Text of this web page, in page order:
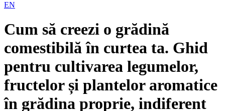
EN
Cum să creezi o grădină
comestibilă în curtea ta. Ghid
pentru cultivarea legumelor,
fructelor și plantelor aromatice
în grădina proprie, indiferent